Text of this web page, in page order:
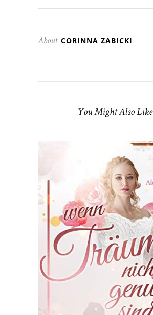
About CORINNA ZABICKI
You Might Also Like